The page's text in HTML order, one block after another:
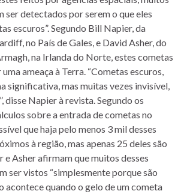
ser detectados por serem o que eles
escuros”. Segundo Bill Napier, da
no País de Gales, e David Asher, do
na Irlanda do Norte, estes cometas
ameaça à Terra. “Cometas escuros,
significativa, mas muitas vezes invisível,
disse Napier à revista. Segundo os
sobre a entrada de cometas no
que haja pelo menos 3 mil desses
à região, mas apenas 25 deles são
e Asher afirmam que muitos desses
ser vistos “simplesmente porque são
acontece quando o gelo de um cometa